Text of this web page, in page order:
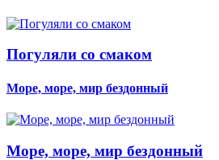
Погуляли со смаком
Море, море, мир бездонный
Море, море, мир бездонный